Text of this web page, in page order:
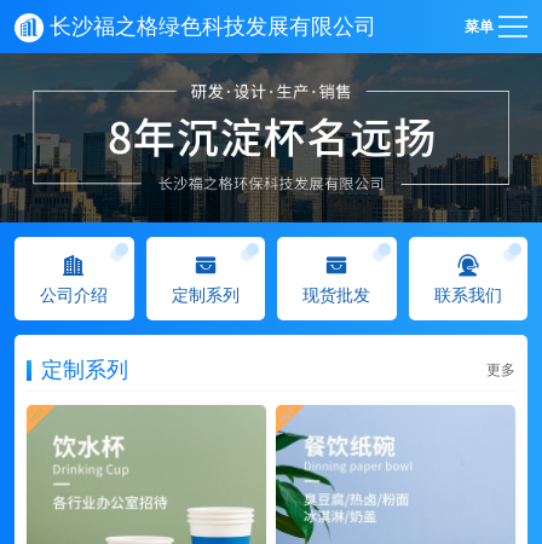
长沙福之格绿色科技发展有限公司 菜单
公司介绍 定制系列 现货批发 联系我们
定制系列 更多